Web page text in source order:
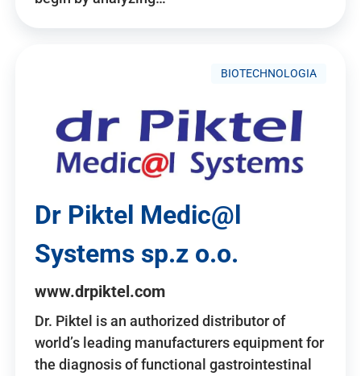
BIOTECHNOLOGIA
Dr Piktel Medic@l
Systems sp.z o.o.
www.drpiktel.com
Dr. Piktel is an authorized distributor of
world’s leading manufacturers equipment for
the diagnosis of functional gastrointestinal